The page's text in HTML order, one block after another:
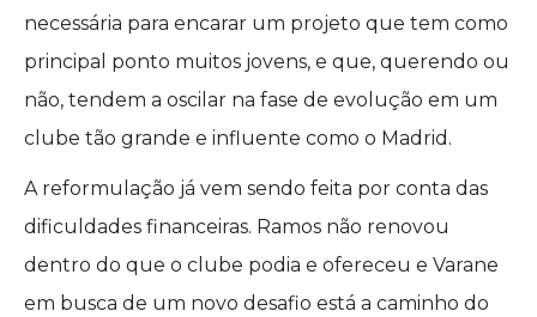
necessária para encarar um projeto que tem como
principal ponto muitos jovens, e que, querendo ou
não, tendem a oscilar na fase de evolução em um
clube tão grande e influente como o Madrid.
A reformulação já vem sendo feita por conta das
dificuldades financeiras. Ramos não renovou
dentro do que o clube podia e ofereceu e Varane
em busca de um novo desafio está a caminho do